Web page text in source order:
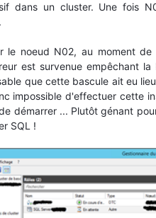
dans un cluster. Une fois
le noeud N02, au moment de
est survenue empêchant
que cette bascule ait eu
impossible d'effectuer cette
démarrer ... Plutôt génant
SQL !